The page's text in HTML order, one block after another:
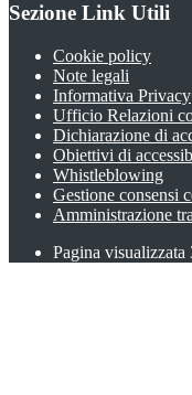
Sezione Link Utili
Cookie policy
Note legali
Informativa Privacy
Ufficio Relazioni
Dichiarazione di
Obiettivi di
Whistleblowing
Gestione consensi
Amministrazione
Pagina visualizzata